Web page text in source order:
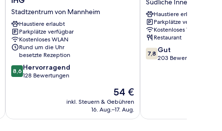
City
by
IHG
Stadtzentrum
von
Mannheim
Stadtzentrum von Mannheim
Haustiere erlaubt
Parkplätze verfügbar
Kostenloses WLAN
Rund um die Uhr
besetzte Rezeption
8.6
von
8,6 Hervorragend
128 Bewertungen
Der
Preis
beträgt
54 €
inkl. Steuern & Gebühren
16. Aug.–17. Aug.
Ludwigshafen
City
Südliche
Innenstadt
Haustiere erlaubt
Parkplätze verfügbar
Kostenloses WLAN
Restaurant
7.8
von
7,8 Gut
203 Bewertungen